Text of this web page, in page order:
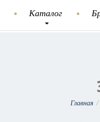
Каталог
Главная